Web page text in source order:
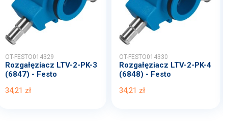
OT-FESTO014329
Rozgałęziacz LTV-2-PK-3
(6847) - Festo
34,21 zł
OT-FESTO014330
Rozgałęziacz LTV-2-PK-4
(6848) - Festo
34,21 zł